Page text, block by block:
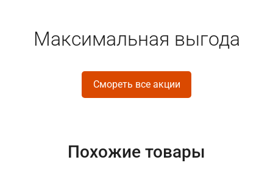
Максимальная выгода
Смореть все акции
Похожие товары